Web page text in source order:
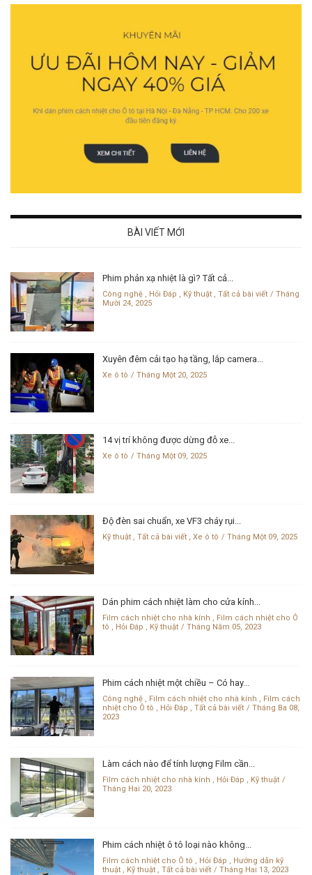
BÀI VIẾT MỚI
Phim phản xạ nhiệt là gì? Tất cả...
Công nghệ Hỏi Đáp Kỹ thuật Tất cả bài viết
Tháng
Mười 24, 2025
Xuyên đêm cải tạo hạ tầng, lắp camera...
Xe ô tô Tháng Một 20, 2025
14 vị trí không được dừng đỗ xe...
Xe ô tô Tháng Một 09, 2025
Độ đèn sai chuẩn, xe VF3 cháy rụi...
Kỹ thuật Tất cả bài viết Xe ô tô Tháng Một 09, 2025
Dán phim cách nhiệt làm cho cửa kính...
Film cách nhiệt cho nhà kính
Film cách nhiệt cho Ô
tô
Hỏi Đáp Kỹ thuật Tháng Năm 05, 2023
Phim cách nhiệt một chiều – Có hay...
Công nghệ Film cách nhiệt cho nhà kính
Film cách
nhiệt cho Ô tô
Hỏi Đáp Tất cả bài viết
Tháng Ba 08,
2023
Làm cách nào để tính lượng Film cần...
Film cách nhiệt cho nhà kính Hỏi Đáp
Kỹ thuật
Tháng Hai 20, 2023
Phim cách nhiệt ô tô loại nào không...
Film cách nhiệt cho Ô tô Hỏi Đáp
Hướng dẫn kỹ
thuật
Kỹ thuật Tất cả bài viết Tháng Hai 13, 2023